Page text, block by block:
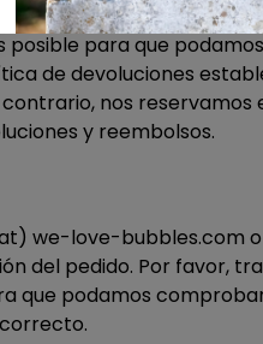
dejó en un lugar seguro
para que
de devoluciones
nos
y reembolsos.
we-love-bubbles.com
del pedido. Por favor,
podamos